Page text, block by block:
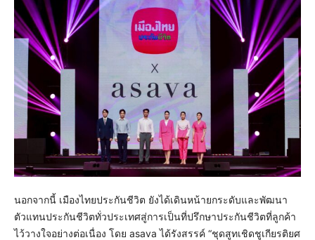
นอกจากนี้ เมืองไทยประกันชีวิต ยังได้เดินหน้ายกระดับและพัฒนา
ตัวแทนประกันชีวิตทั่วประเทศสู่การเป็นที่ปรึกษาประกันชีวิตที่ลูกค้า
ไว้วางใจอย่างต่อเนื่อง โดย asava ได้รังสรรค์ “ชุดสูทเชิดชูเกียรติยศ